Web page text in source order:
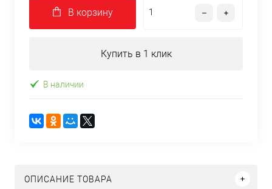
В корзину
Купить в 1 клик
В наличии
ОПИСАНИЕ ТОВАРА